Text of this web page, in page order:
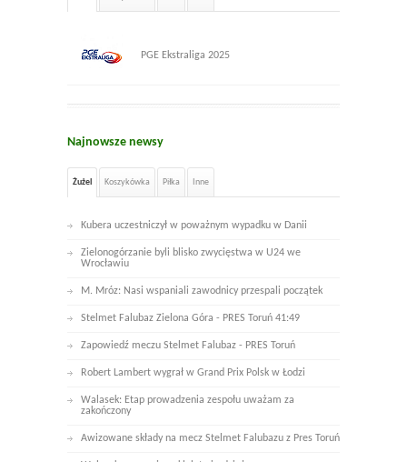
PGE Ekstraliga 2025
Najnowsze newsy
Żużel Koszykówka Piłka Inne
Kubera uczestniczył w poważnym wypadku w Danii
Zielonogórzanie byli blisko zwycięstwa w U24 we
Wrocławiu
M. Mróz: Nasi wspaniali zawodnicy przespali początek
Stelmet Falubaz Zielona Góra - PRES Toruń 41:49
Zapowiedź meczu Stelmet Falubaz - PRES Toruń
Robert Lambert wygrał w Grand Prix Polsk w Łodzi
Walasek: Etap prowadzenia zespołu uważam za
zakończony
Awizowane składy na mecz Stelmet Falubazu z Pres Toruń